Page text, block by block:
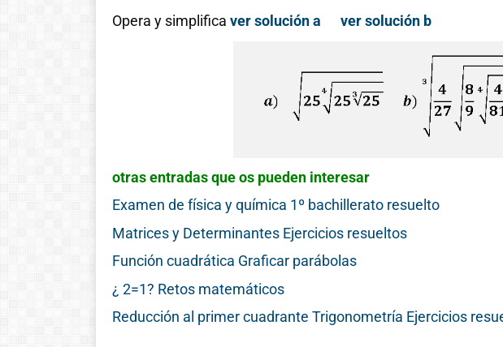
Opera y simplifica ver solución a ver solución b
otras entradas que os pueden interesar
Examen de física y química 1º bachillerato resuelto
Matrices y Determinantes Ejercicios resueltos
Función cuadrática Graficar parábolas
¿ 2=1? Retos matemáticos
Reducción al primer cuadrante Trigonometría Ejercicios
del Libro, tanto de
manera online